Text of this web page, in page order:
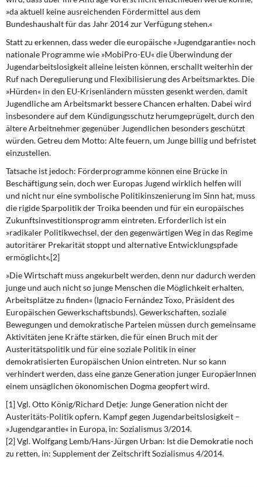
»da aktuell keine ausreichenden Fördermittel aus dem
Bundeshaushalt für das Jahr 2014 zur Verfügung stehen.«
Statt zu erkennen,dass weder die europäische »Jugendgarantie« noch
nationale Programme wie »MobiPro-EU« die Überwindung der
Jugendarbeitslosigkeit alleine leisten können, erschallt weiterhin der
Ruf nach Deregulierung und Flexibilisierung des Arbeitsmarktes. Die
»Hürden« in den EU-Krisenländern müssten gesenkt werden, damit
Jugendliche am Arbeitsmarkt bessere Chancen erhalten. Dabei wird
insbesondere auf dem Kündigungsschutz herumgeprügelt, durch den
ältere Arbeitnehmer gegenüber Jugendlichen besonders geschützt
würden. Getreu dem Motto: Alte feuern, um Junge billig und befristet
einzustellen.
Tatsache ist jedoch: Förderprogramme können eine Brücke in
Beschäftigung sein, doch wer Europas Jugend wirklich helfen will
und nicht nur eine symbolische Politikinszenierung im Sinn hat, muss
die rigide Sparpolitik der Troika beenden und für ein europäisches
Zukunftsinvestitionsprogramm eintreten. Erforderlich ist ein
»radikaler Politikwechsel, der den gegenwärtigen Weg in das Regime
autoritärer Prekarität stoppt und alternative Entwicklungspfade
ermöglicht«.[2]
»Die Wirtschaft mussangekurbelt werden, denn nur dadurch werden
junge und auch nicht so junge Menschen die Möglichkeit erhalten,
Arbeitsplätze zu finden« (Ignacio Fernández Toxo, Präsident des
Europäischen Gewerkschaftsbunds). Gewerkschaften,soziale
Bewegungen und demokratische Parteien müssen durch gemeinsame
Aktivitäten jene Kräfte stärken, die für einen Bruch mit der
Austeritätspolitik und für eine soziale Politik in einer
demokratisierten Europäischen Union eintreten. Nur so kann
verhindert werden, dass eine ganze Generation junger EuropäerInnen
einem unsäglichen ökonomischen Dogma geopfert wird.
[1] Vgl. Otto König/Richard Detje: Junge Generation nicht der
Austeritäts-Politik opfern. Kampf gegen Jugendarbeitslosigkeit –
»Jugendgarantie« in Europa, in: Sozialismus 3/2014.
[2] Vgl. Wolfgang Lemb/Hans-Jürgen Urban: Ist die Demokratie noch
zu retten, in: Supplement der Zeitschrift Sozialismus 4/2014.